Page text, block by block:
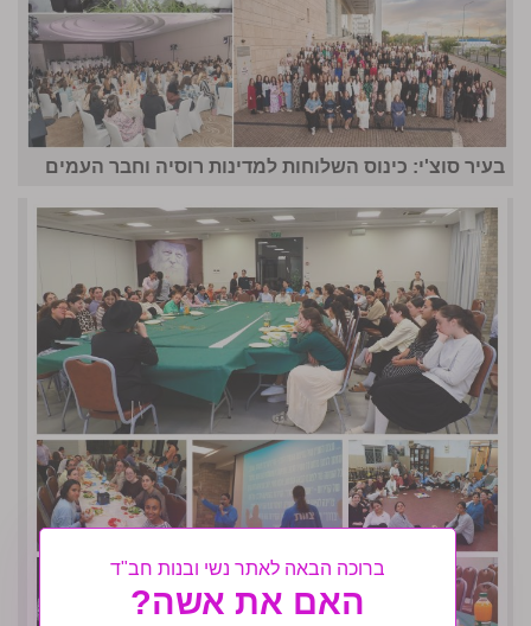
בעיר סוצ'י: כינוס השלוחות למדינות רוסיה וחבר העמים
ברוכה הבאה לאתר נשי ובנות חב"ד
האם את אשה?